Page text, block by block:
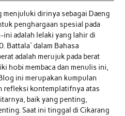
menjuluki dirinya sebagai Daeng
penghargaan spesial pada
adalah lelaki yang lahir di
Battala' dalam Bahasa
adalah merujuk pada berat
hobi membaca dan menulis ini,
ini merupakan kumpulan
refleksi kontemplatifnya atas
baik yang penting,
Saat ini tinggal di Cikarang